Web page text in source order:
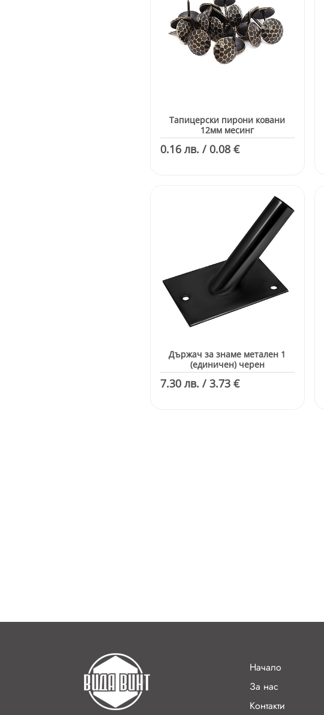
Тапицерски пирони ковани
12мм месинг
0.16 лв. / 0.08 €
Държач за знаме метален 1
(единичен) черен
7.30 лв. / 3.73 €
Начало
За нас
Контакти